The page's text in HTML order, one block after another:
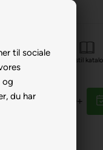
til sociale
og
du har
Bestil
Reservedele